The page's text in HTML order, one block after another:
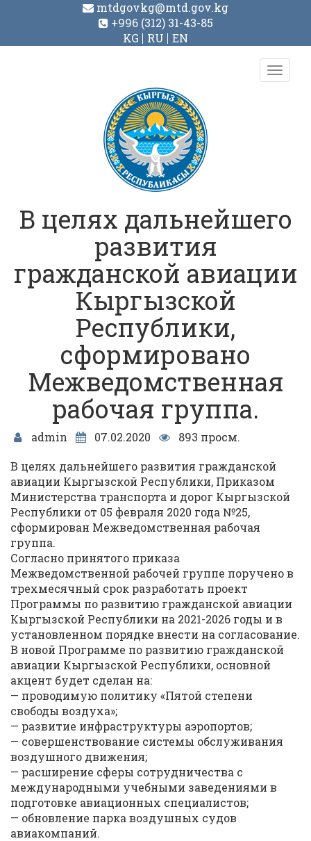
mtdgovkg@mtd.gov.kg
+996 (312) 31-43-85
KG
RU EN
Toggle
В целях дальнейшего
развития
гражданской авиации
Кыргызской
Республики,
сформировано
Межведомственная
рабочая группа.
admin 07.02.2020
893 просм.
В целях дальнейшего развития гражданской
авиации Кыргызской Республики, Приказом
Министерства транспорта и дорог Кыргызской
Республики от 05 февраля 2020 года №25,
сформирован Межведомственная рабочая
группа.
Согласно принятого приказа
Межведомственной рабочей группе поручено в
трехмесячный срок разработать проект
Программы по развитию гражданской авиации
Кыргызской Республики на 2021-2026 годы и в
установленном порядке внести на согласование.
В новой Программе по развитию гражданской
авиации Кыргызской Республики, основной
акцент будет сделан на:
— проводимую политику «Пятой степени
свободы воздуха»;
— развитие инфраструктуры аэропортов;
— совершенствование системы обслуживания
воздушного движения;
— расширение сферы сотрудничества с
международными учебными заведениями в
подготовке авиационных специалистов;
— обновление парка воздушных судов
авиакомпаний.